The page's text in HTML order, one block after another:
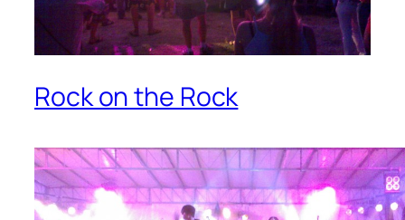
Rock on the Rock